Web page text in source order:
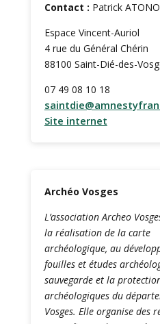
Contact : Patrick
Espace Vincent-Auriol
4 rue du Général Chérin
88100 Saint-Dié-des-
07 49 08 10 18
Site internet
Archéo Vosges
L’association Archeo
la réalisation de la carte
archéologique, au
fouilles et études
sauvegarde et la
archéologiques du
Vosges. Elle organise des